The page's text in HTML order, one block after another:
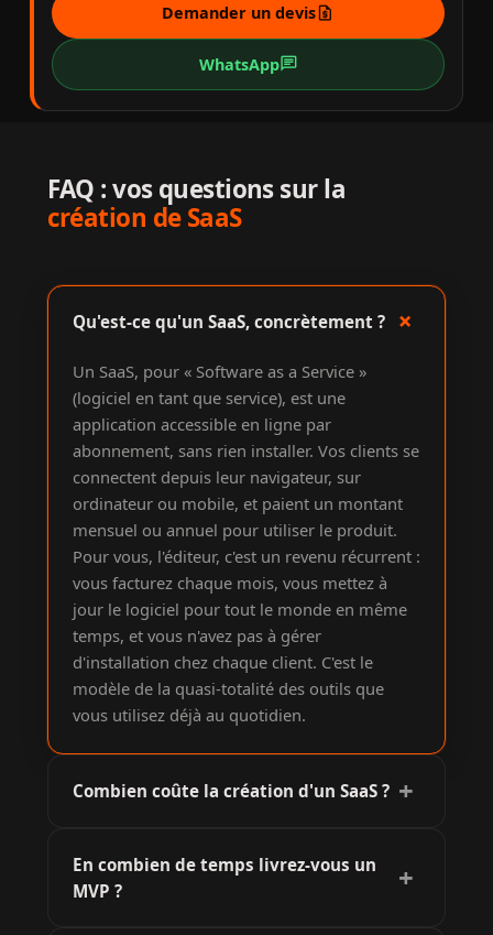
Demander un devisrequest_quote
WhatsAppchat
FAQ : vos questions sur la
création de SaaS
Qu'est-ce qu'un SaaS, concrètement ? +
Un SaaS, pour « Software as a Service »
(logiciel en tant que service), est une
application accessible en ligne par
abonnement, sans rien installer. Vos clients se
connectent depuis leur navigateur, sur
ordinateur ou mobile, et paient un montant
mensuel ou annuel pour utiliser le produit.
Pour vous, l'éditeur, c'est un revenu récurrent :
vous facturez chaque mois, vous mettez à
jour le logiciel pour tout le monde en même
temps, et vous n'avez pas à gérer
d'installation chez chaque client. C'est le
modèle de la quasi-totalité des outils que
vous utilisez déjà au quotidien.
Combien coûte la création d'un SaaS ? +
un MVP simple (1 à 3 fonctionnalités cœur) à
partir de 6 000 EUR (environ 4 000 000 FCFA),
En combien de temps livrez-vous un
MVP ?
+